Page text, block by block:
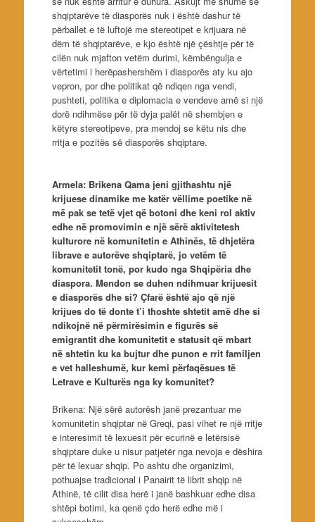
shqiptarëve të diasporës nuk i është dashur të
përballet e të luftojë me stereotipet e krijuara në
dëm të shqiptarëve, e kjo është një çështje për të
cilën nuk mjafton vetëm durimi, këmbëngulja e
vërtetimi i herëpashershëm i diasporës aty ku ajo
vepron, por dhe politikat që ndiqen nga vendi,
pushteti, politika e diplomacia e vendeve amë si një
dorë ndihmëse për të dyja palët në shembjen e
këtyre stereotipeve, pra mendoj se këtu nis dhe
rritja e pozitës së diasporës shqiptare.
Armela: Brikena Qama jeni gjithashtu një
krijuese dinamike me katër vëllime poetike në
më pak se tetë vjet që botoni dhe keni rol aktiv
edhe në promovimin e një sërë aktivitetesh
kulturore në komunitetin e Athinës, të dhjetëra
librave e autorëve shqiptarë, jo vetëm të
komunitetit tonë, por kudo nga Shqipëria dhe
diaspora. Mendon se duhen ndihmuar krijuesit
e diasporës dhe si? Çfarë është ajo që një
krijues do të donte t’i thoshte shtetit amë dhe si
ndikojnë në përmirësimin e figurës së
emigrantit dhe komunitetit e statusit që mbart
në shtetin ku ka bujtur dhe punon e rrit familjen
e vet halleshumë, kur kemi përfaqësues të
Letrave e Kulturës nga ky komunitet?
Brikena: Një sërë autorësh janë prezantuar me
komunitetin shqiptar në Greqi, pasi vihet re një rritje
e interesimit të lexuesit për ecurinë e letërsisë
shqiptare duke u nisur patjetër nga nevoja e dëshira
për të lexuar shqip. Po ashtu dhe organizimi,
pothuajse tradicional i Panairit të librit shqip në
Athinë, të cilit disa herë i janë bashkuar edhe disa
shtëpi botimi, ka qenë çdo herë edhe më i